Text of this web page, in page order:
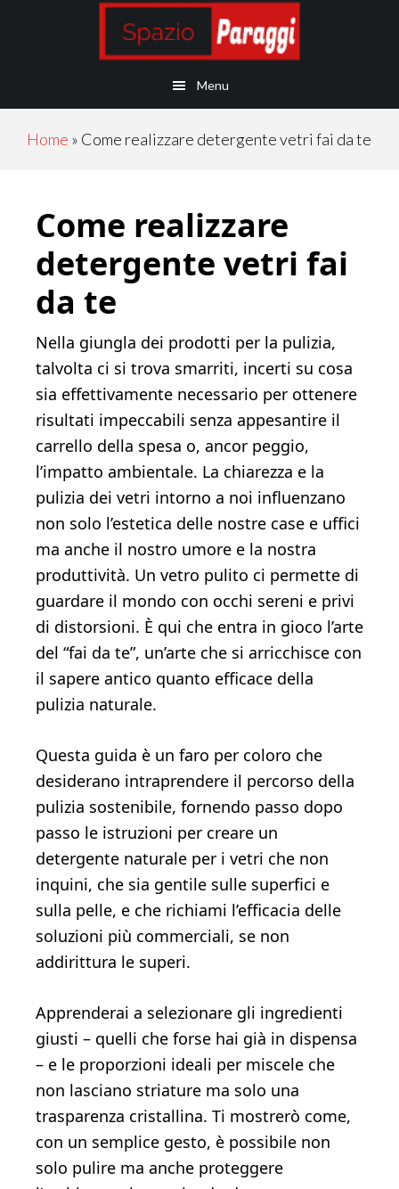
Menu
Home » Come realizzare detergente vetri fai da te
Come realizzare
detergente vetri fai
da te
Nella giungla dei prodotti per la pulizia,
talvolta ci si trova smarriti, incerti su cosa
sia effettivamente necessario per ottenere
risultati impeccabili senza appesantire il
carrello della spesa o, ancor peggio,
l’impatto ambientale. La chiarezza e la
pulizia dei vetri intorno a noi influenzano
non solo l’estetica delle nostre case e uffici
ma anche il nostro umore e la nostra
produttività. Un vetro pulito ci permette di
guardare il mondo con occhi sereni e privi
di distorsioni. È qui che entra in gioco l’arte
del “fai da te”, un’arte che si arricchisce con
il sapere antico quanto efficace della
pulizia naturale.
Questa guida è un faro per coloro che
desiderano intraprendere il percorso della
pulizia sostenibile, fornendo passo dopo
passo le istruzioni per creare un
detergente naturale per i vetri che non
inquini, che sia gentile sulle superfici e
sulla pelle, e che richiami l’efficacia delle
soluzioni più commerciali, se non
addirittura le superi.
Apprenderai a selezionare gli ingredienti
giusti – quelli che forse hai già in dispensa
– e le proporzioni ideali per miscele che
non lasciano striature ma solo una
trasparenza cristallina. Ti mostrerò come,
con un semplice gesto, è possibile non
solo pulire ma anche proteggere